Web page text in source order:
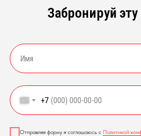
Забронируй
+7
Отправляя форму я соглашаюсь с Политикой